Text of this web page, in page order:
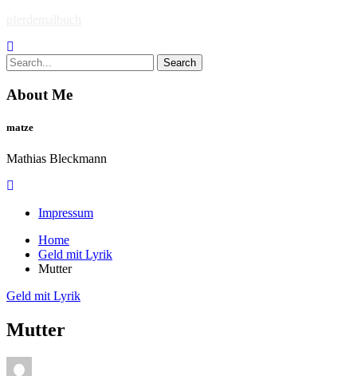
content
Search
for:
About Me
matze
Mathias Bleckmann
Impressum
Home
Geld mit Lyrik
Mutter
Geld mit Lyrik
Mutter